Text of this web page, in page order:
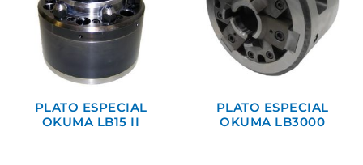
PLATO ESPECIAL
OKUMA LB15 II
PLATO ESPECIAL
OKUMA LB3000